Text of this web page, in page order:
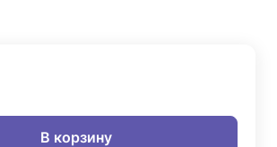
В корзину